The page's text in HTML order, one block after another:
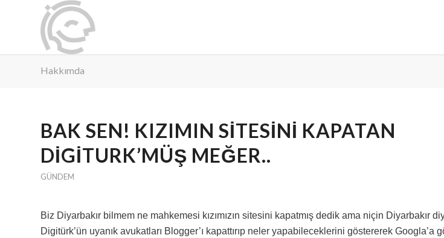
Hakkımda
BAK SEN! KIZIMIN SITESINI KAPATAN
DIGITURK’MÜŞ MEĞER..
GÜNDEM
Biz Diyarbakır bilmem ne mahkemesi kızımızın sitesini kapatmış dedik ama niçin Diyarbakır
Digitürk’ün uyanık avukatları Blogger’ı kapattırıp neler yapabileceklerini göstererek Googla’a